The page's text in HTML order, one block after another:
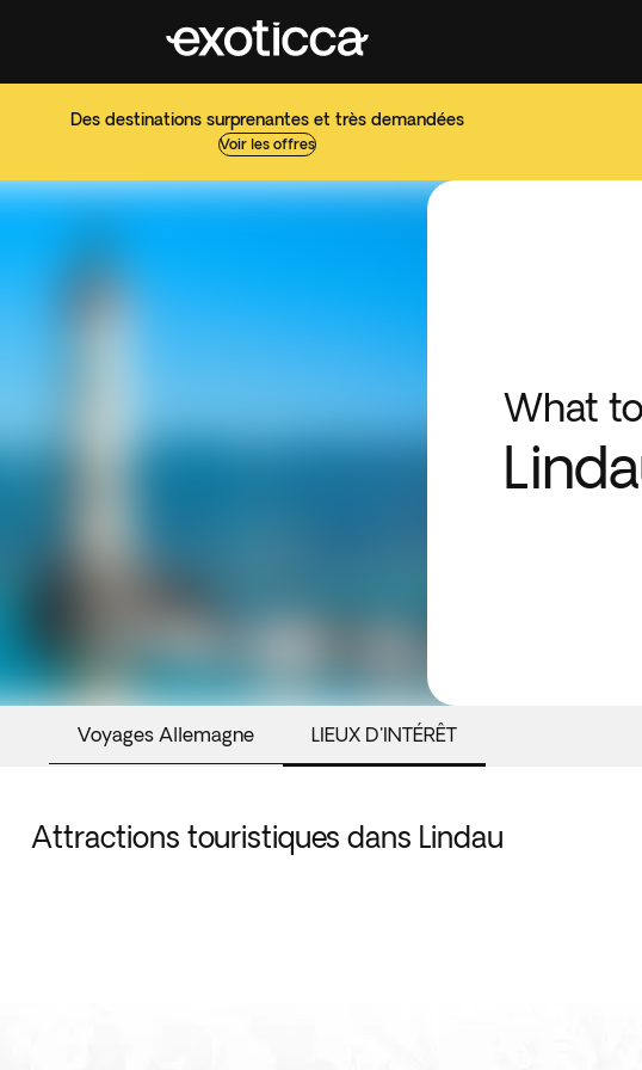
Des destinations surprenantes et très demandées
Voir les offres
What
Voyages Allemagne LIEUX D'INTÉRÊT
Attractions touristiques dans Lindau